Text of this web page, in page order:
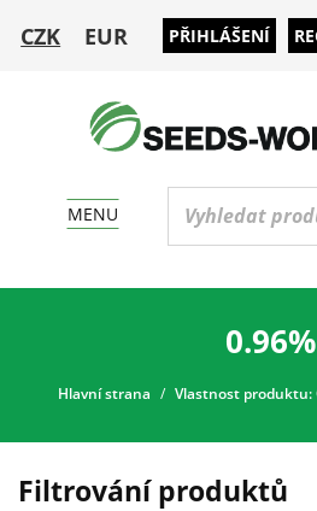
CZK EUR PŘIHLÁŠENÍ
MENU
0.96%
Hlavní strana Vlastnost produktu:
Filtrování produktů